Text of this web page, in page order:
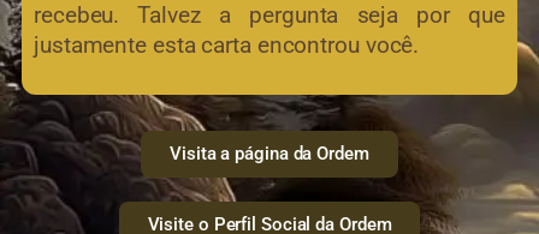
recebeu. Talvez a pergunta seja por que
justamente esta carta encontrou você.
Visita a página da Ordem
Visite o Perfil Social da Ordem